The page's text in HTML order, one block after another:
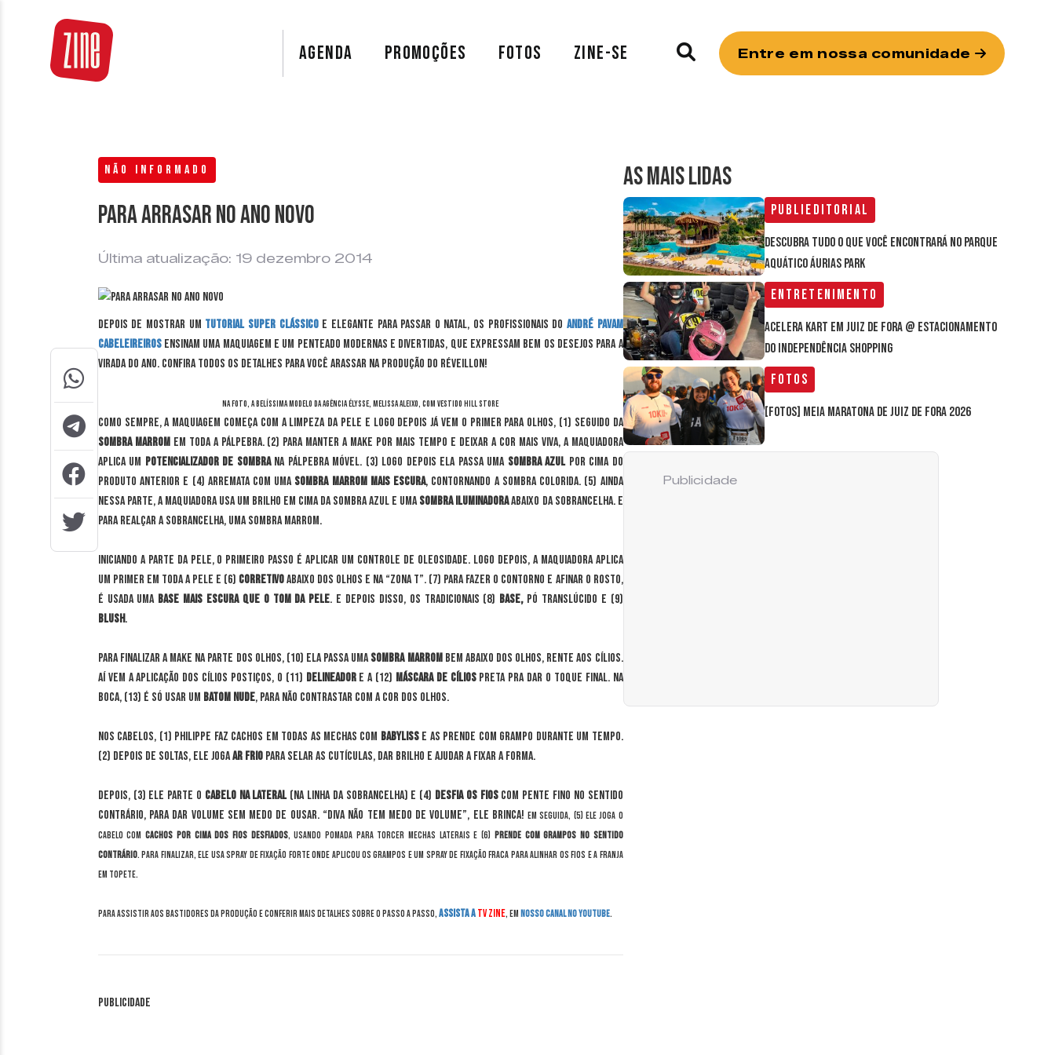
AGENDA PROMOÇÕES FOTOS ZINE-SE Entre em nossa comunidade
NÃO INFORMADO
Para arrasar no Ano Novo
Última atualização: 19 dezembro 2014
Depois de mostrar um tutorial super clássicoe elegante para passar o Natal, os profissionais do André Pavam
Cabeleireirosensinam uma maquiagem e um penteado modernas e divertidas, que expressam bem os desejos para a
virada do ano. Confira todos os detalhes para você arassar na produção do réveillon!
Na foto, a belíssima modelo da agência Élysse, Melissa Aleixo, com vestido Hill Store
Como sempre, a maquiagem começa com a limpeza da pele e logo depois já vem o primer para olhos, (1) seguido da
sombra marromem toda a pálpebra. (2) Para manter a make por mais tempo e deixar a cor mais viva, a maquiadora
aplica um potencializador de sombrana pálpebra móvel. (3) Logo depois ela passa uma sombra azulpor cima do
produto anterior e (4) arremata com uma sombra marrom mais escura, contornando a sombra colorida. (5) Ainda
nessa parte, a maquiadora usa um brilho em cima da sombra azul e umasombra iluminadoraabaixo da sobrancelha. E
para realçar a sobrancelha, uma sombra marrom.
Iniciando a parte da pele, o primeiro passo é aplicar um controle de oleosidade. Logo depois, a maquiadora aplica
um primer em toda a pele e (6) corretivoabaixo dos olhos e na “zona T”. (7) Para fazer o contorno e afinar o rosto,
é usada uma base mais escura que o tom da pele. E depois disso, os tradicionais (8) base,pó translúcido e (9)
blush.
Para finalizar a make na parte dos olhos, (10) ela passa umasombra marrombem abaixo dos olhos, rente aos cílios.
Aí vem a aplicação dos cílios postiços, o (11) delineadore a (12) máscara de cíliospreta pra dar o toque final. Na
boca, (13) é só usar um batom nude, para não contrastar com a cor dos olhos.
Nos cabelos, (1) Philippe faz cachos em todas as mechas com babylisse as prende com grampo durante um tempo.
(2) Depois de soltas, ele jogaar friopara selar as cutículas, dar brilho e ajudar a fixar a forma.
Depois, (3) ele parte o cabelo na lateral(na linha da sobrancelha) e (4) desfia os fioscom pente fino no sentido
contrário, para dar volume sem medo de ousar. “Diva não tem medo de volume”, ele brinca!Em seguida, (5) ele joga o
cabelo comcachos por cima dos fios desfiados, usando pomada para torcer mechas laterais e (6) prende com grampos no sentido
contrário.Para finalizar, ele usa spray de fixação forte onde aplicou os grampos e um spray de fixação fraca para alinhar os fios e a franja
em topete.
Para assistir aos bastidores da produção e conferir mais detalhes sobre o passo a passo, assista aTV Zine, em nosso canal no YouTube.
Publicidade
AS MAIS LIDAS
Publieditorial
Descubra tudo o que você encontrará no parque
aquático Áurias Park
Entretenimento
Acelera Kart em Juiz de Fora @ estacionamento
do Independência Shopping
Fotos
[FOTOS] Meia Maratona de Juiz de Fora 2026
Publicidade